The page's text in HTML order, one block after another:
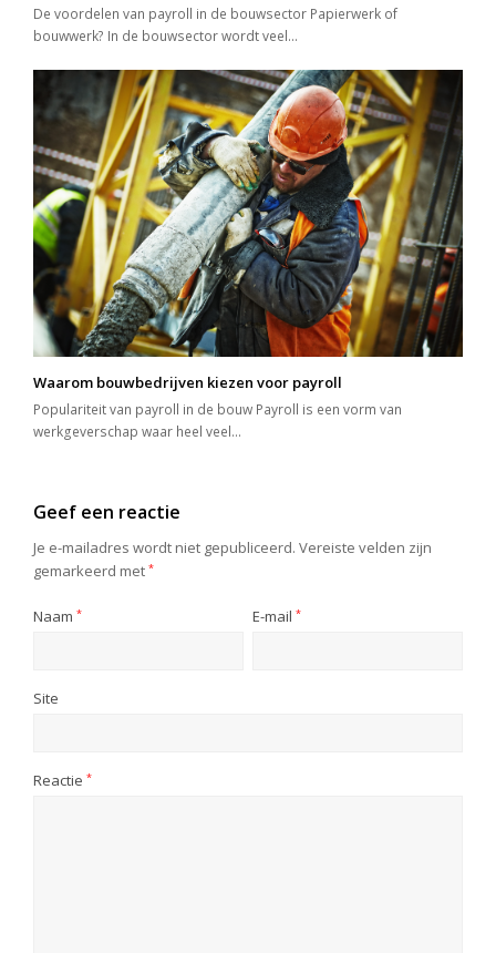
De voordelen van payroll in de bouwsector Papierwerk of
bouwwerk? In de bouwsector wordt veel…
Waarom bouwbedrijven kiezen voor payroll
Populariteit van payroll in de bouw Payroll is een vorm van
werkgeverschap waar heel veel…
Geef een reactie
Je e-mailadres wordt niet gepubliceerd. Vereiste velden zijn
gemarkeerd met *
Naam * E-mail *
Site
Reactie *